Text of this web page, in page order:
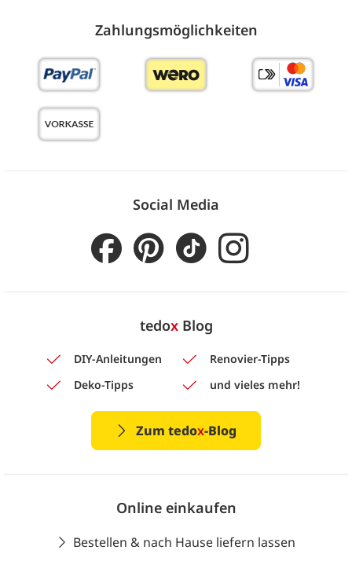
Zahlungs­möglich­keiten
Social Media
tedoxBlog
DIY-Anleitungen
Renovier-Tipps
Deko-Tipps
und vieles mehr!
Zum tedox-Blog
Online einkaufen
Bestellen & nach Hause liefern lassen